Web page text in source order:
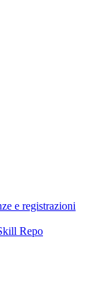
e registrazioni
Repo